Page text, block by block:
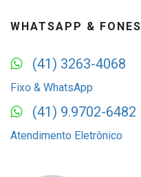
WHATSAPP & FONES
(41) 3263-4068
Fixo & WhatsApp
(41) 9.9702-6482
Atendimento Eletrônico